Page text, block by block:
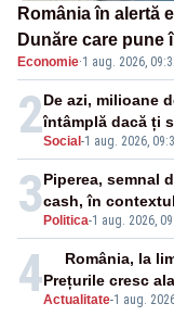
România în alertă
Dunăre care pune
cunoscută de pe
Economie·1 aug. 2026,
2Social -1 aug. 2026,
De azi, milioane
întâmplă dacă ți
3 Politica-1 aug. 2026,
Piperea, semnal
cash, în
4Actualitate-1 aug.
România, la
Prețurile cresc